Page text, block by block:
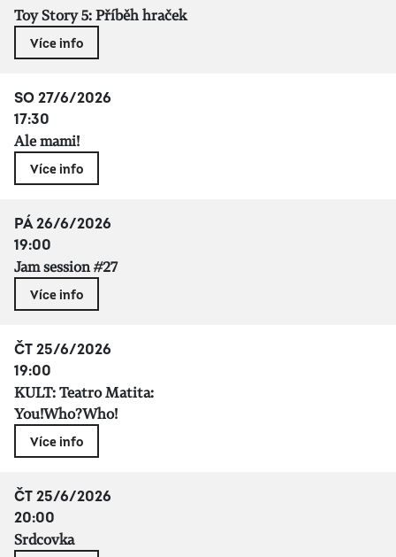
Toy Story 5: Příběh hraček
Více info
SO 27/6/2026
17:30
Ale mami!
Více info
PÁ 26/6/2026
19:00
Jam session #27
Více info
ČT 25/6/2026
19:00
KULT: Teatro Matita:
You!Who?Who!
Více info
ČT 25/6/2026
20:00
Srdcovka